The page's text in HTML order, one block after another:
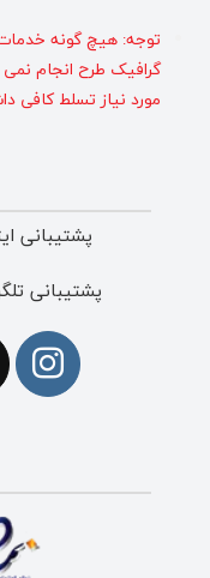
توجه: هیچ گونه
گرافیک طرح انجام
مورد نیاز تسلط کافی
پشتیبانی
پشتیبانی